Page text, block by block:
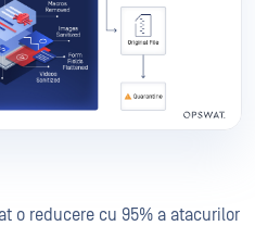
o reducere cu 95% a atacurilor